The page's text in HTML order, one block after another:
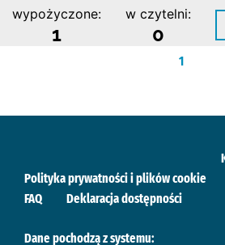
wypożyczone:
1
w czytelni:
0
1
Polityka prywatności i plików cookie
FAQ
Deklaracja dostępności
Dane pochodzą z systemu: